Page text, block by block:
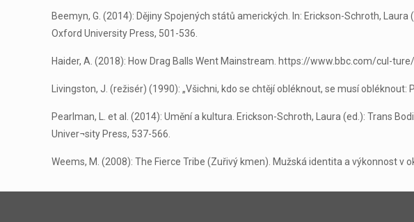
Beemyn, G. (2014): Dějiny Spojených států amerických. In: Erickson-Schroth,
Oxford University Press, 501-536.
Haider, A. (2018): How Drag Balls Went Mainstream. https://www.bbc.com/cul-
Livingston, J. (režisér) (1990): „Všichni, kdo se chtějí obléknout, se musí obléknout:
Pearlman, L. et al. (2014): Umění a kultura. Erickson-Schroth, Laura (ed.): Trans
Univer¬sity Press, 537-566.
Weems, M. (2008): The Fierce Tribe (Zuřivý kmen). Mužská identita a výkonnost v